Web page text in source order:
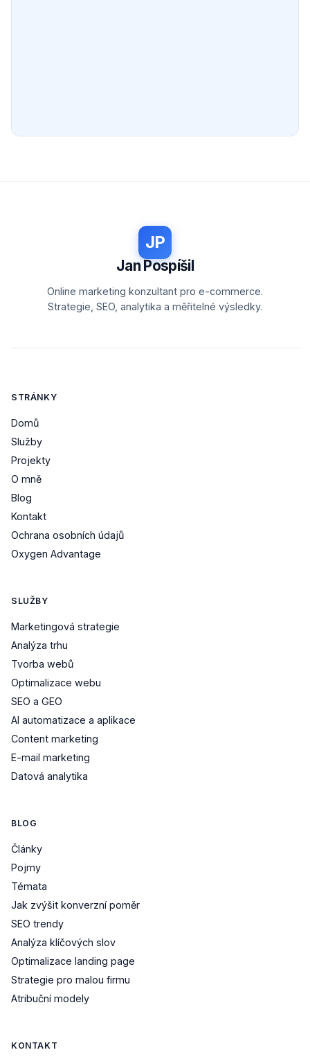
JP
Jan Pospíšil
Online marketing konzultant pro e-commerce.
Strategie, SEO, analytika a měřitelné výsledky.
STRÁNKY
Domů
Služby
Projekty
O mně
Blog
Kontakt
Ochrana osobních údajů
Oxygen Advantage
SLUŽBY
Marketingová strategie
Analýza trhu
Tvorba webů
Optimalizace webu
SEO a GEO
AI automatizace a aplikace
Content marketing
E-mail marketing
Datová analytika
BLOG
Články
Pojmy
Témata
Jak zvýšit konverzní poměr
SEO trendy
Analýza klíčových slov
Optimalizace landing page
Strategie pro malou firmu
Atribuční modely
KONTAKT